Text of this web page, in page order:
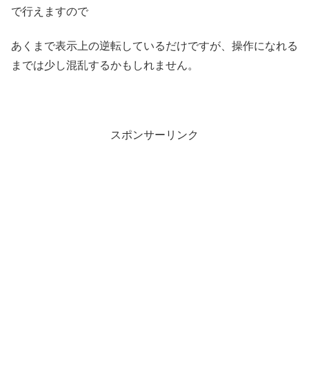
で行えますので
あくまで表示上の逆転しているだけですが、操作になれる
までは少し混乱するかもしれません。
スポンサーリンク